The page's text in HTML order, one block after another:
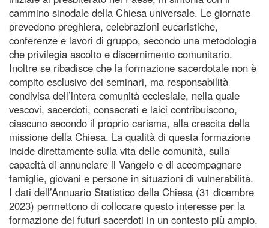
cammino sinodale della Chiesa universale. Le giornate
prevedono preghiera, celebrazioni eucaristiche,
conferenze e lavori di gruppo, secondo una metodologia
che privilegia ascolto e discernimento comunitario.
Inoltre se ribadisce che la formazione sacerdotale non è
compito esclusivo dei seminari, ma responsabilità
condivisa dell’intera comunità ecclesiale, nella quale
vescovi, sacerdoti, consacrati e laici contribuiscono,
ciascuno secondo il proprio carisma, alla crescita della
missione della Chiesa. La qualità di questa formazione
incide direttamente sulla vita delle comunità, sulla
capacità di annunciare il Vangelo e di accompagnare
famiglie, giovani e persone in situazioni di vulnerabilità.
I dati dell’Annuario Statistico della Chiesa (31 dicembre
2023) permettono di collocare questo interesse per la
formazione dei futuri sacerdoti in un contesto più ampio.